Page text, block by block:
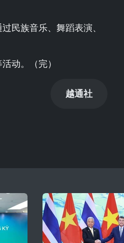
民族音乐、舞蹈表演、
动。（完）
越通社